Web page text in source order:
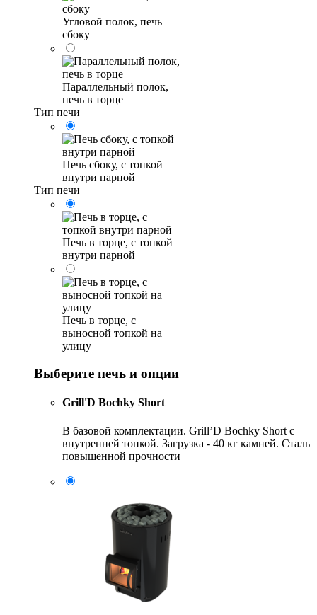
Угловой полок, печь
сбоку
Параллельный полок,
печь в торце
Тип печи
Печь сбоку, с топкой
внутри парной
Тип печи
Печь в торце, с топкой
внутри парной
Печь в торце, с
выносной топкой на
улицу
Выберите печь и опции
Grill'D Bochky Short
В базовой комплектации. Grill’D Bochky Short с
внутренней топкой. Загрузка - 40 кг камней. Сталь
повышенной прочности